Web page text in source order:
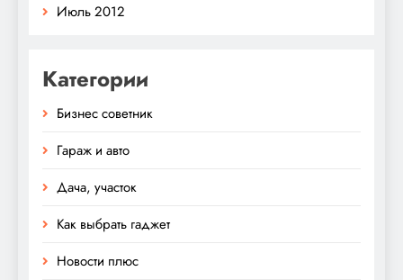
Июль 2012
Категории
Бизнес советник
Гараж и авто
Дача, участок
Как выбрать гаджет
Новости плюс